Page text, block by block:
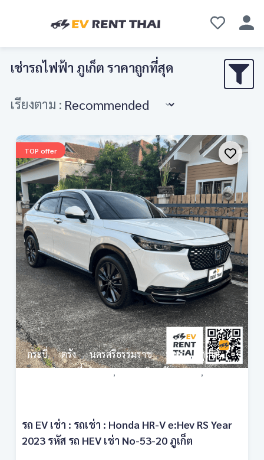
เช่ารถไฟฟ้า ภูเก็ต ราคาถูกที่สุด
เรียงตาม :
TOP offer
กระบี่ , ตรัง , นครศรีธรรมราช , พังงา , ภูเก็ต ,
สนามบินกระบี่ (KBV) , สนามบินตรัง (TST) ,
รถ EV เช่า : รถเช่า : Honda HR-V e:Hev RS Year
2023 รหัส รถ HEV เช่า No-53-20 ภูเก็ต